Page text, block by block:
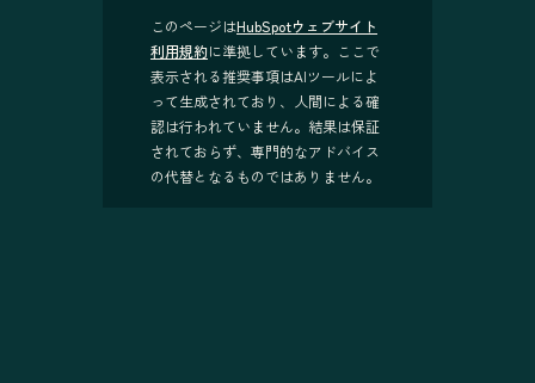
このページはHubSpotウェブサイト
利用規約に準拠しています。ここで
表示される推奨事項はAIツールによ
って生成されており、人間による確
認は行われていません。結果は保証
されておらず、専門的なアドバイス
の代替となるものではありません。